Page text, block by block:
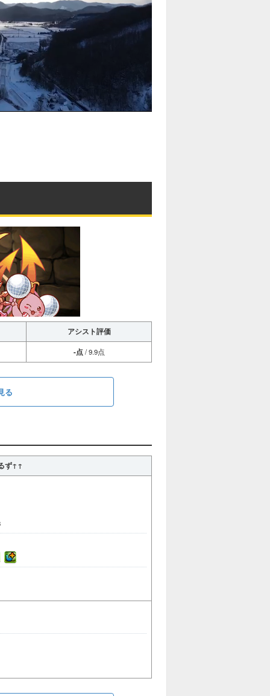
アシスト評価
-点/ 9.9点
る
ず↑↑